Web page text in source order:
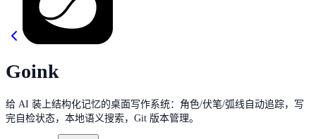
Goink
给 AI 装上结构化记忆的桌面写作系统：角色/伏笔/弧线自动追踪，写
完自检状态，本地语义搜索，Git 版本管理。